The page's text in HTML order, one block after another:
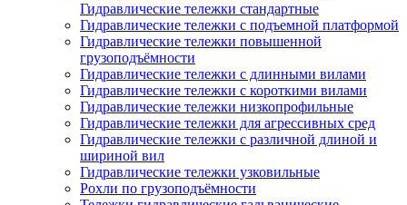
Гидравлические тележки стандартные
Гидравлические тележки с подъемной платформой
Гидравлические тележки повышенной
грузоподъёмности
Гидравлические тележки с длинными вилами
Гидравлические тележки с короткими вилами
Гидравлические тележки низкопрофильные
Гидравлические тележки для агрессивных сред
Гидравлические тележки с различной длиной и
шириной вил
Гидравлические тележки узковильные
Рохли по грузоподъёмности